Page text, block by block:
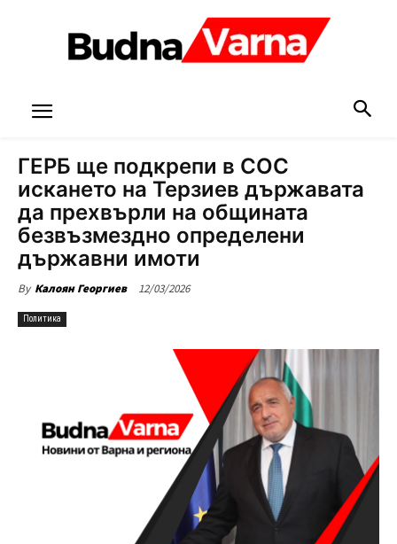
ГЕРБ ще подкрепи в СОС
искането на Терзиев държавата
да прехвърли на общината
безвъзмездно определени
държавни имоти
By Калоян Георгиев 12/03/2026
Политика